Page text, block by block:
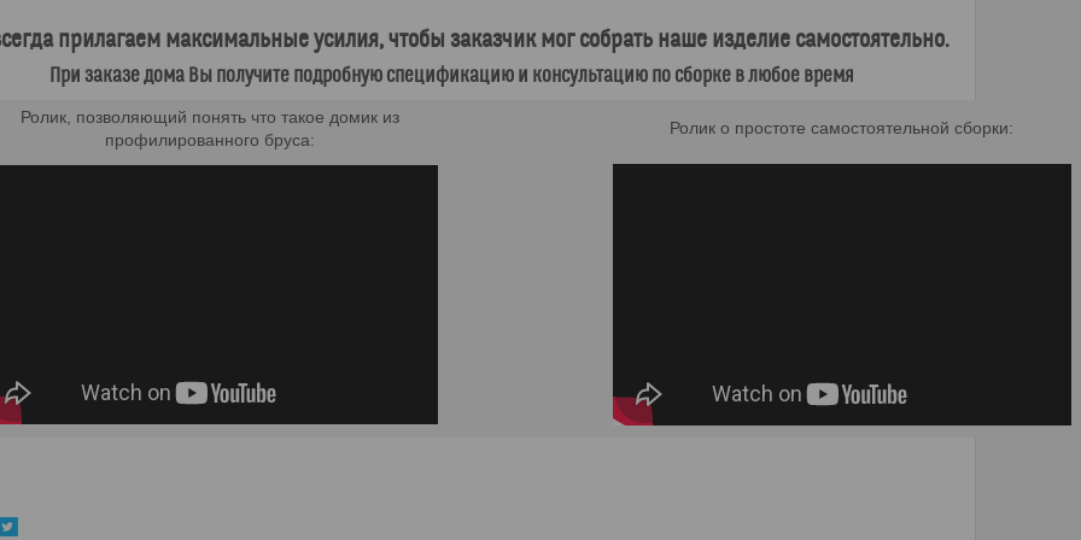
прилагаем максимальные усилия, чтобы заказчик мог собрать наше изделие самостоятельно.
При заказе дома Вы получите подробную спецификацию и консультацию по сборке в любое время
Ролик, позволяющий понять что такое домик из
профилированного бруса:
Ролик о простоте самостоятельной сборки: